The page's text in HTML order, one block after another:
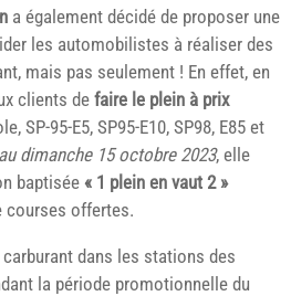
a également décidé de proposer une
les automobilistes à réaliser des
mais pas seulement ! En effet, en
clients de faire le plein à prix
SP-95-E5, SP95-E10, SP98, E85 et
dimanche 15 octobre 2023, elle
baptisée « 1 plein en vaut 2 »
courses offertes.
carburant dans les stations des
la période promotionnelle du